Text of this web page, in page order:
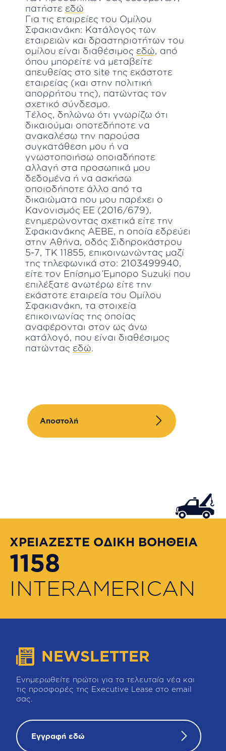
πατήστε εδώ
Για τις εταιρείες του Ομίλου
Σφακιανάκη: Κατάλογος των
εταιρειών και δραστηριοτήτων του
ομίλου είναι διαθέσιμος εδώ, από
όπου μπορείτε να μεταβείτε
απευθείας στο site της εκάστοτε
εταιρείας (και στην πολιτική
απορρήτου της), πατώντας τον
σχετικό σύνδεσμο.
Τέλος, δηλώνω ότι γνωρίζω ότι
δικαιούμαι οποτεδήποτε να
ανακαλέσω την παρούσα
συγκατάθεση μου ή να
γνωστοποιήσω οποιαδήποτε
αλλαγή στα προσωπικά μου
δεδομένα ή να ασκήσω
οποιοδήποτε άλλο από τα
δικαιώματα που μου παρέχει ο
Κανονισμός ΕΕ (2016/679),
ενημερώνοντας σχετικά είτε την
Σφακιανάκης ΑΕΒΕ, η οποία εδρεύει
στην Αθήνα, οδός Σιδηροκάστρου
5-7, ΤΚ 11855, επικοινωνώντας μαζί
της τηλεφωνικά στο: 2103499940,
είτε τον Επίσημο Έμπορο Suzuki που
επιλέξατε ανωτέρω είτε την
εκάστοτε εταιρεία του Ομίλου
Σφακιανάκη, τα στοιχεία
επικοινωνίας της οποίας
αναφέρονται στον ως άνω
κατάλογό, που είναι διαθέσιμος
πατώντας εδώ.
Αποστολή
ΧΡΕΙΑΖΕΣΤΕ ΟΔΙΚΗ ΒΟΗΘΕΙΑ
1158
INTERAMERICAN
NEWSLETTER
Ενημερωθείτε πρώτοι για τα τελευταία νέα και
τις προσφορές της Executive Lease στο email
σας.
Εγγραφή εδώ